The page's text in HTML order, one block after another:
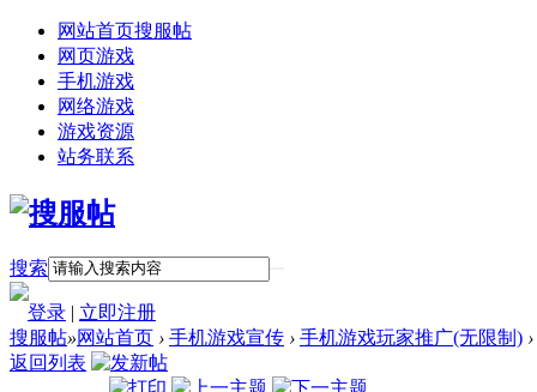
网站首页搜服帖
网页游戏
手机游戏
网络游戏
游戏资源
站务联系
搜索
登录 | 立即注册
搜服帖»网站首页 › 手机游戏宣传 › 手机游戏玩家推广(无限制) ›
返回列表